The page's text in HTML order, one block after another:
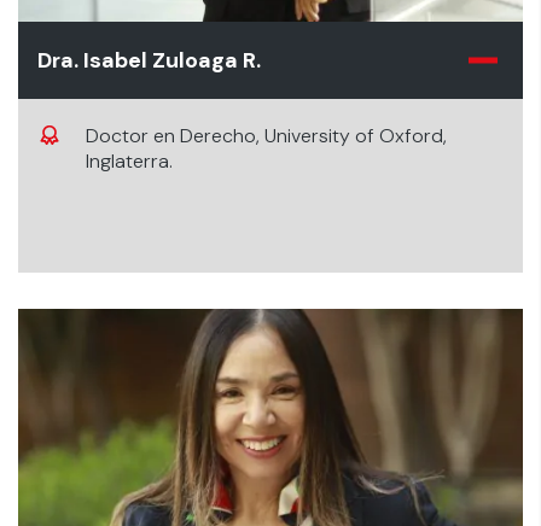
Dra. Isabel Zuloaga R.
Doctor en Derecho, University of Oxford,
Inglaterra.